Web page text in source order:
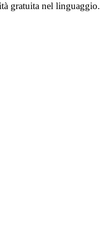
gratuita nel linguaggio.